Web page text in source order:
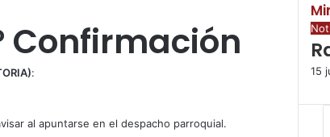
Confirmación
:
al apuntarse en el despacho parroquial.
C
e
r
15